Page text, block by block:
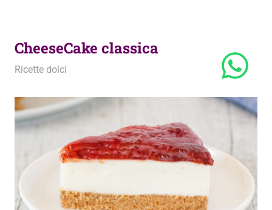
CheeseCake classica
5 Maggio 2020
admin
Ricette dolci